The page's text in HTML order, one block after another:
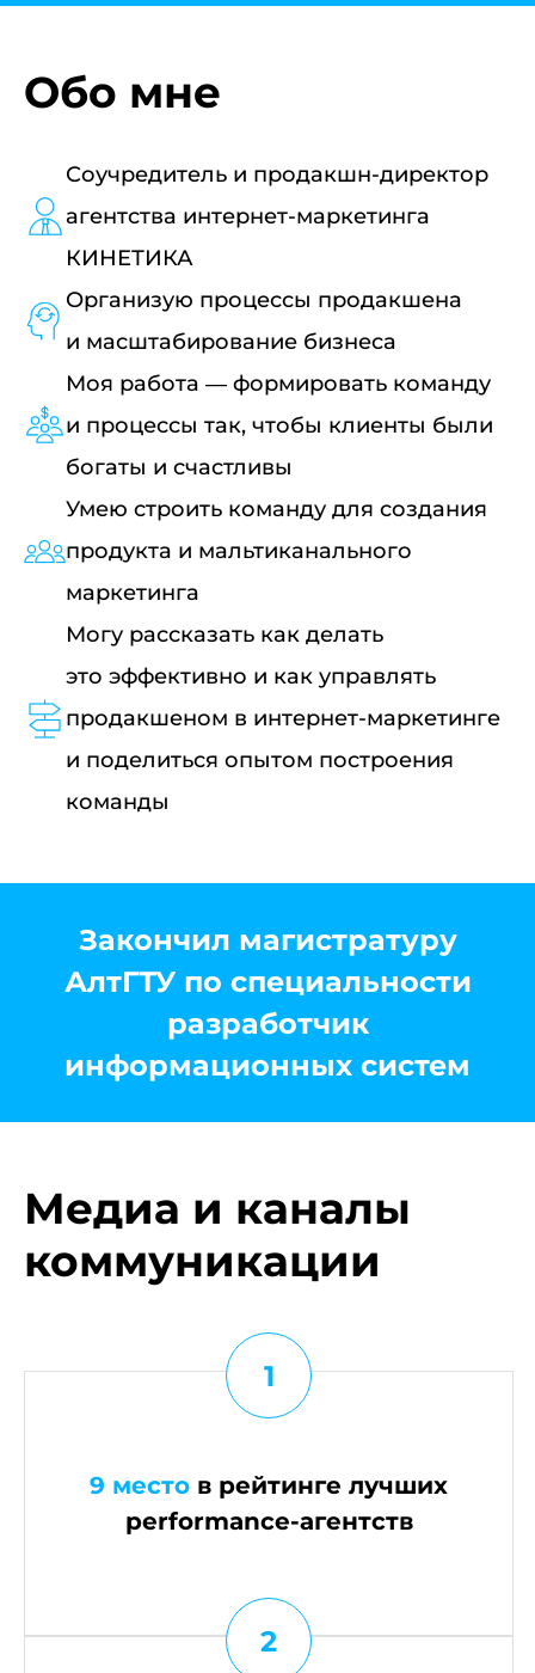
Обо мне
Соучредитель и продакшн-директор
агентства интернет-маркетинга
КИНЕТИКА
Организую процессы продакшена
и масштабирование бизнеса
Моя работа — формировать команду
и процессы так, чтобы клиенты были
богаты и счастливы
Умею строить команду для создания
продукта и мальтиканального
маркетинга
Могу рассказать как делать
это эффективно и как управлять
продакшеном в интернет-маркетинге
и поделиться опытом построения
команды
Закончил магистратуру
АлтГТУ по специальности
разработчик
информационных систем
Медиа и каналы
коммуникации
1
9 место в рейтинге лучших
performance-агентств
2